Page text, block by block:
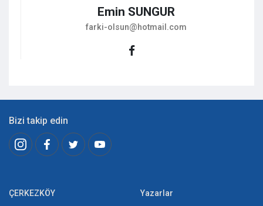
Emin SUNGUR
farki-olsun@hotmail.com
Bizi takip edin
ÇERKEZKÖY
Yazarlar